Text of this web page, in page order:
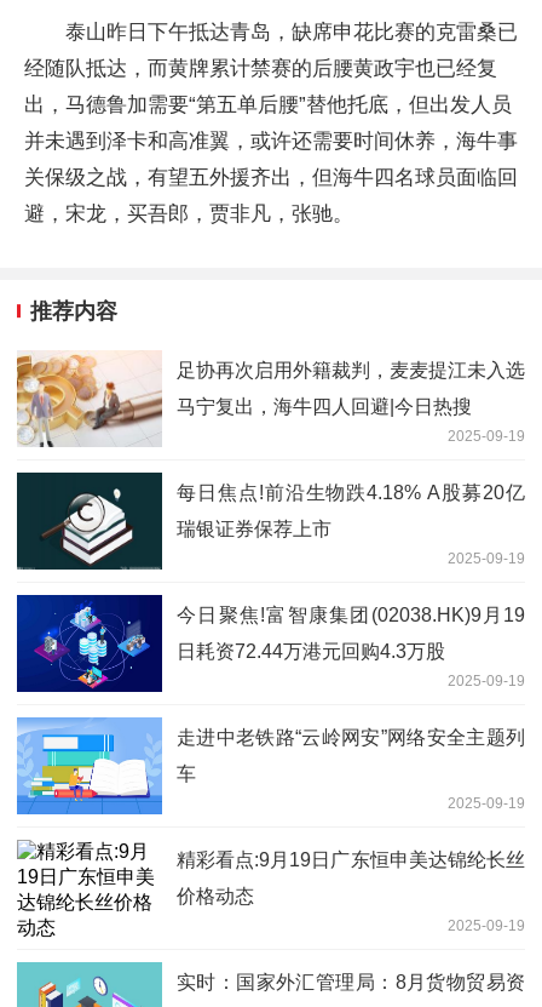
泰山昨日下午抵达青岛，缺席申花比赛的克雷桑已
经随队抵达，而黄牌累计禁赛的后腰黄政宇也已经复
出，马德鲁加需要“第五单后腰”替他托底，但出发人员
并未遇到泽卡和高准翼，或许还需要时间休养，海牛事
关保级之战，有望五外援齐出，但海牛四名球员面临回
避，宋龙，买吾郎，贾非凡，张驰。
推荐内容
足协再次启用外籍裁判，麦麦提江未入选
马宁复出，海牛四人回避|今日热搜
2025-09-19
每日焦点!前沿生物跌4.18% A股募20亿
瑞银证券保荐上市
2025-09-19
今日聚焦!富智康集团(02038.HK)9月19
日耗资72.44万港元回购4.3万股
2025-09-19
走进中老铁路“云岭网安”网络安全主题列
车
2025-09-19
精彩看点:9月19日广东恒申美达锦纶长丝
价格动态
2025-09-19
实时：国家外汇管理局：8月货物贸易资